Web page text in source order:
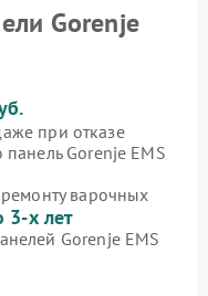
Gorenje
при отказе
Gorenje EMS
варочных
3-х лет
Gorenje EMS